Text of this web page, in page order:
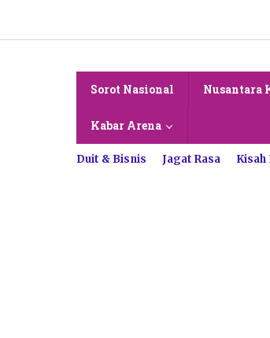
konten
Sorot Nasional Nusantara
Kabar Arena
Duit & Bisnis Jagat Rasa